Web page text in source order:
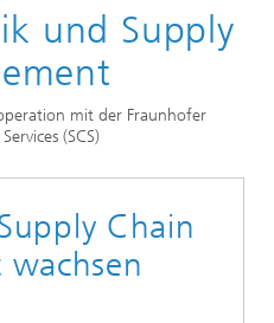
und Supply
mit der Fraunhofer
(SCS)
Chain